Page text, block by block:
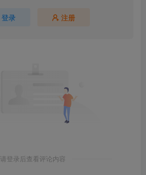
登录 注册
请登录后查看评论内容